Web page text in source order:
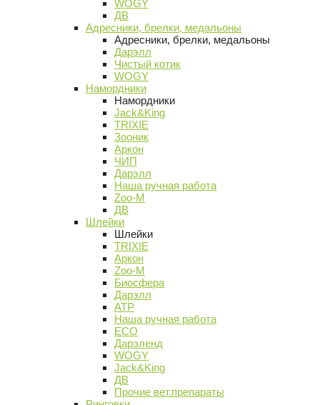
WOGY
ДВ
Адресники, брелки, медальоны
Адресники, брелки, медальоны
Дарэлл
Чистый котик
WOGY
Намордники
Намордники
Jack&King
TRIXIE
Зооник
Аркон
ЧИП
Дарэлл
Наша ручная работа
Zoo-M
ДВ
Шлейки
Шлейки
TRIXIE
Аркон
Zoo-M
Биосфера
Дарэлл
АТР
Наша ручная работа
ECO
Дарэленд
WOGY
Jack&King
ДВ
Прочие вет.препараты